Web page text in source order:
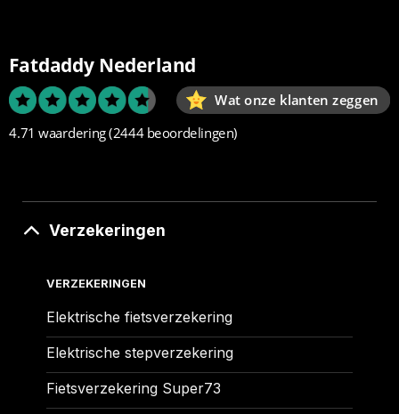
Fatdaddy Nederland
Wat onze klanten zeggen
4.71 waardering(2444 beoordelingen)
Verzekeringen
VERZEKERINGEN
Elektrische fietsverzekering
Elektrische stepverzekering
Fietsverzekering Super73